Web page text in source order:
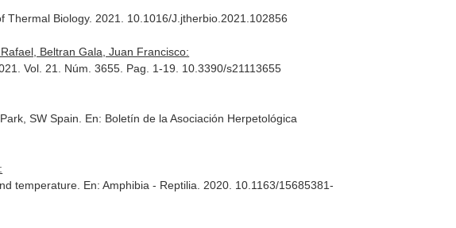
Thermal Biology. 2021. 10.1016/J.jtherbio.2021.102856
Beltran Gala, Juan Francisco:
Vol. 21. Núm. 3655. Pag. 1-19. 10.3390/s21113655
SW Spain. En: Boletín de la Asociación Herpetológica
temperature. En: Amphibia - Reptilia . 2020. 10.1163/15685381-